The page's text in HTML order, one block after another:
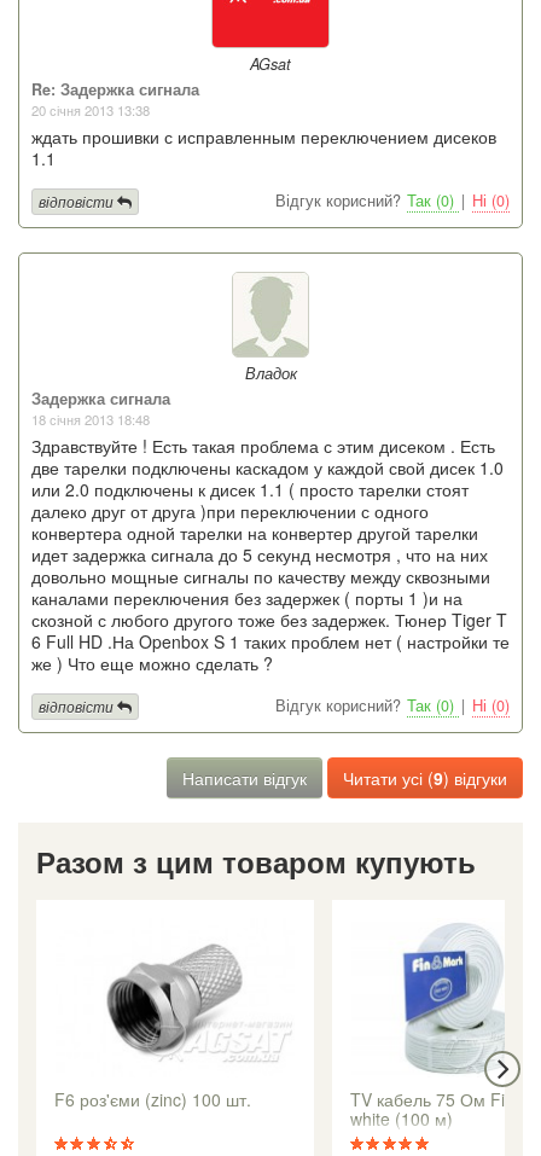
AGsat
Re: Задержка сигнала
20 січня 2013 13:38
ждать прошивки с исправленным переключением дисеков
1.1
Відгук корисний? Так (0) | Ні (0)
відповісти
Владок
Задержка сигнала
18 січня 2013 18:48
Здравствуйте ! Есть такая проблема с этим дисеком . Есть
две тарелки подключены каскадом у каждой свой дисек 1.0
или 2.0 подключены к дисек 1.1 ( просто тарелки стоят
далеко друг от друга )при переключении с одного
конвертера одной тарелки на конвертер другой тарелки
идет задержка сигнала до 5 секунд несмотря , что на них
довольно мощные сигналы по качеству между сквозными
каналами переключения без задержек ( порты 1 )и на
скозной с любого другого тоже без задержек. Тюнер Tiger T
6 Full HD .На Openbox S 1 таких проблем нет ( настройки те
же ) Что еще можно сделать ?
Відгук корисний? Так (0) | Ні (0)
відповісти
Написати відгук Читати усі (9) відгуки
Разом з цим товаром купують
F6 роз'єми (zinc) 100 шт.
TV кабель 75 Ом
white (100 м)